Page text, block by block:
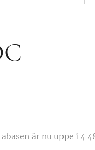
är nu uppe i 4